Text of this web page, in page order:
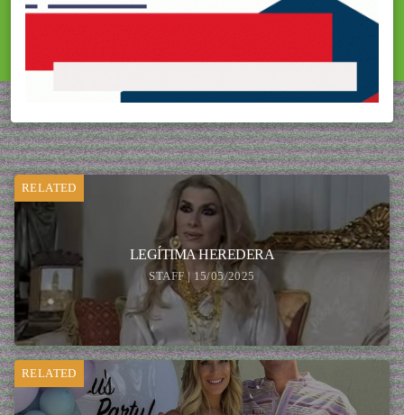
RELATED
LEGÍTIMA HEREDERA
STAFF | 15/05/2025
RELATED